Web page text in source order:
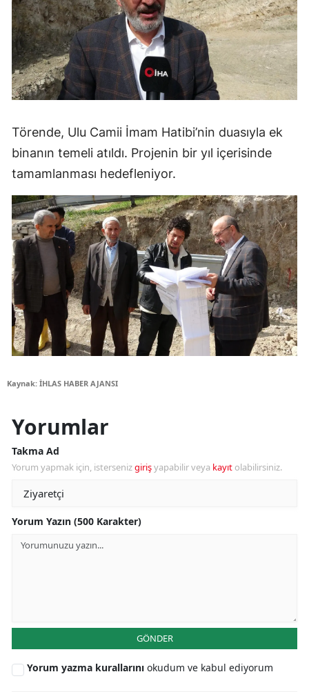
Törende, Ulu Camii İmam Hatibi’nin duasıyla ek
binanın temeli atıldı. Projenin bir yıl içerisinde
tamamlanması hedefleniyor.
Kaynak: İHLAS HABER AJANSI
Yorumlar
Takma Ad
Yorum yapmak için, istersenizgirişyapabilir veya kayıt olabilirsiniz.
Yorum Yazın (500 Karakter)
GÖNDER
Yorum yazma kurallarını okudum ve kabul ediyorum